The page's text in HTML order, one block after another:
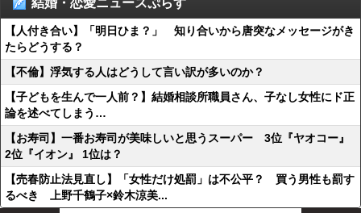
結婚・恋愛ニュースぷらす
【人付き合い】「明日ひま？」 知り合いから唐突なメッセージがき
たらどうする？
【不倫】浮気する人はどうして言い訳が多いのか？
【子どもを生んで一人前？】結婚相談所職員さん、子なし女性にド正
論を述べてしまう…
【お寿司】一番お寿司が美味しいと思うスーパー 3位『ヤオコー』
2位『イオン』 1位は？
【売春防止法見直し】「女性だけ処罰」は不公平？ 買う男性も罰す
るべき 上野千鶴子×鈴木涼美...